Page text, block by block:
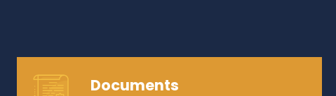
Documents